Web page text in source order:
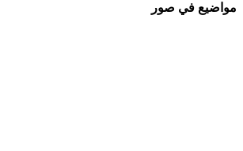
مواضيع في صور